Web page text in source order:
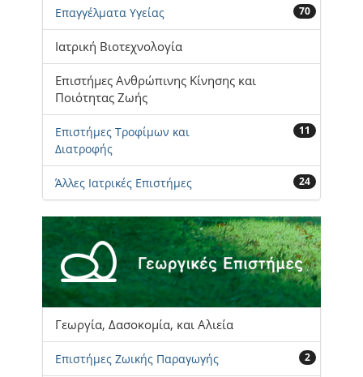
Επαγγέλματα Υγείας 70
Ιατρική Βιοτεχνολογία
Επιστήμες Ανθρώπινης Κίνησης και
Ποιότητας Ζωής
Επιστήμες Τροφίμων και
Διατροφής
11
Άλλες Ιατρικές Επιστήμες 24
Γεωργία, Δασοκομία, και Αλιεία
Επιστήμες Ζωικής Παραγωγής 2